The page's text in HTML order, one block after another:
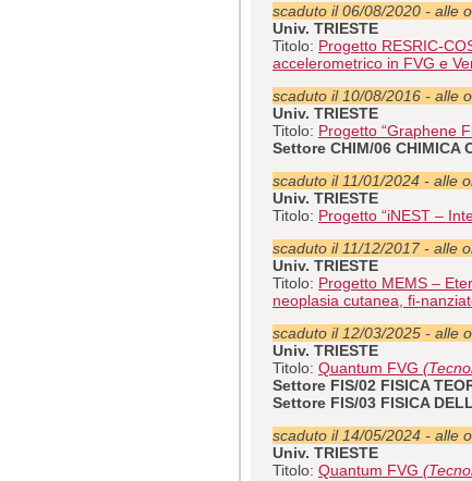
scaduto il 06/08/2020 - alle
Univ. TRIESTE
Titolo: Progetto RESRIC-
accelerometrico in FVG e
scaduto il 10/08/2016 - alle
Univ. TRIESTE
Titolo: Progetto “Graphene
Settore CHIM/06 CHIMICA
scaduto il 11/01/2024 - alle
Univ. TRIESTE
Titolo: Progetto “iNEST –
scaduto il 11/12/2017 - alle
Univ. TRIESTE
Titolo: Progetto MEMS –
neoplasia cutanea, fi-
scaduto il 12/03/2025 - alle
Univ. TRIESTE
Titolo: Quantum FVG
Settore FIS/02 FISICA
Settore FIS/03 FISICA
scaduto il 14/05/2024 - alle
Univ. TRIESTE
Titolo: Quantum FVG